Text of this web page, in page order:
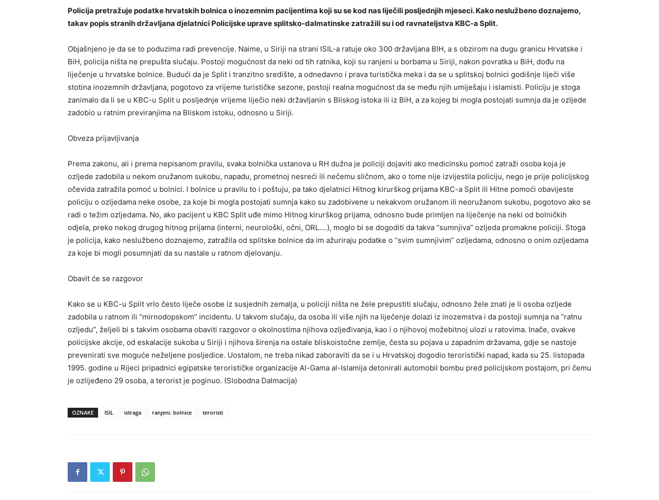
Policija pretražuje podatke hrvatskih bolnica o inozemnim pacijentima koji su se kod nas liječili posljednjih mjeseci. Kako neslužbeno doznajemo,
takav popis stranih državljana djelatnici Policijske uprave splitsko-dalmatinske zatražili su i od ravnateljstva KBC-a Split.
Objašnjeno je da se to poduzima radi prevencije. Naime, u Siriji na strani ISIL-a ratuje oko 300 državljana BIH, a s obzirom na dugu granicu Hrvatske i
BiH, policija ništa ne prepušta slučaju. Postoji mogućnost da neki od tih ratnika, koji su ranjeni u borbama u Siriji, nakon povratka u BiH, dođu na
liječenje u hrvatske bolnice. Budući da je Split i tranzitno središte, a odnedavno i prava turistička meka i da se u splitskoj bolnici godišnje liječi više
stotina inozemnih državljana, pogotovo za vrijeme turističke sezone, postoji realna mogućnost da se među njih umiješaju i islamisti. Policiju je stoga
zanimalo da li se u KBC-u Split u posljednje vrijeme liječio neki državljanin s Bliskog istoka ili iz BiH, a za kojeg bi mogla postojati sumnja da je ozljede
zadobio u ratnim previranjima na Bliskom istoku, odnosno u Siriji.
Obveza prijavljivanja
Prema zakonu, ali i prema nepisanom pravilu, svaka bolnička ustanova u RH dužna je policiji dojaviti ako medicinsku pomoć zatraži osoba koja je
ozljede zadobila u nekom oružanom sukobu, napadu, prometnoj nesreći ili nečemu sličnom, ako o tome nije izvijestila policiju, nego je prije policijskog
očevida zatražila pomoć u bolnici. I bolnice u pravilu to i poštuju, pa tako djelatnici Hitnog kirurškog prijama KBC-a Split ili Hitne pomoći obavijeste
policiju o ozljedama neke osobe, za koje bi mogla postojati sumnja kako su zadobivene u nekakvom oružanom ili neoružanom sukobu, pogotovo ako se
radi o težim ozljedama. No, ako pacijent u KBC Split uđe mimo Hitnog kirurškog prijama, odnosno bude primljen na liječenje na neki od bolničkih
odjela, preko nekog drugog hitnog prijama (interni, neurološki, očni, ORL….), moglo bi se dogoditi da takva “sumnjiva” ozljeda promakne policiji. Stoga
je policija, kako neslužbeno doznajemo, zatražila od splitske bolnice da im ažuriraju podatke o “svim sumnjivim” ozljedama, odnosno o onim ozljedama
za koje bi mogli posumnjati da su nastale u ratnom djelovanju.
Obavit će se razgovor
Kako se u KBC-u Split vrlo često liječe osobe iz susjednih zemalja, u policiji ništa ne žele prepustiti slučaju, odnosno žele znati je li osoba ozljede
zadobila u ratnom ili “mirnodopskom” incidentu. U takvom slučaju, da osoba ili više njih na liječenje dolazi iz inozemstva i da postoji sumnja na “ratnu
ozljedu”, željeli bi s takvim osobama obaviti razgovor o okolnostima njihova ozljeđivanja, kao i o njihovoj možebitnoj ulozi u ratovima. Inače, ovakve
policijske akcije, od eskalacije sukoba u Siriji i njihova širenja na ostale bliskoistočne zemlje, česta su pojava u zapadnim državama, gdje se nastoje
prevenirati sve moguće neželjene posljedice. Uostalom, ne treba nikad zaboraviti da se i u Hrvatskoj dogodio teroristički napad, kada su 25. listopada
1995. godine u Rijeci pripadnici egipatske terorističke organizacije Al-Gama al-Islamija detonirali automobil bombu pred policijskom postajom, pri čemu
je ozlijeđeno 29 osoba, a terorist je poginuo. (Slobodna Dalmacija)
OZNAKE ISIL istraga ranjeni. bolnice teroristi